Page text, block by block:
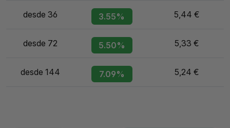
desde 36 3.55% 5,44 €
desde 72 5.50% 5,33 €
desde 144 7.09% 5,24 €